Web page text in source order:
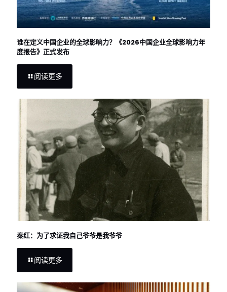
谁在定义中国企业的全球影响力？《2026中国企业全球影响力年
度报告》正式发布
阅读更多
秦红：为了求证我自己爷爷是我爷爷
阅读更多